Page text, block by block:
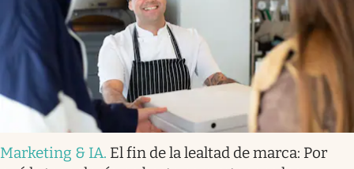
Marketing & IA. El fin de la lealtad de marca: Por